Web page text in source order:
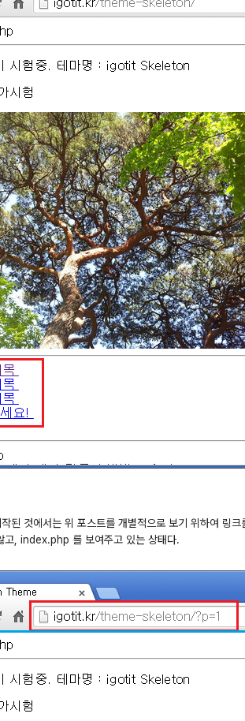
된 것에서는 위 포스트를 개별적으로 보기 위하여 링
고, index.php 를 보여주고 있는 상태다.